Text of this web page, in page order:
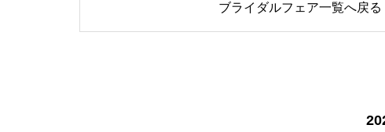
ブライダルフェア一覧へ戻る